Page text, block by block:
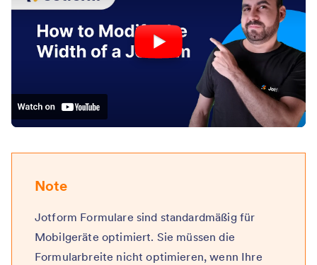
Note
Jotform Formulare sind standardmäßig für
Mobilgeräte optimiert. Sie müssen die
Formularbreite nicht optimieren, wenn Ihre